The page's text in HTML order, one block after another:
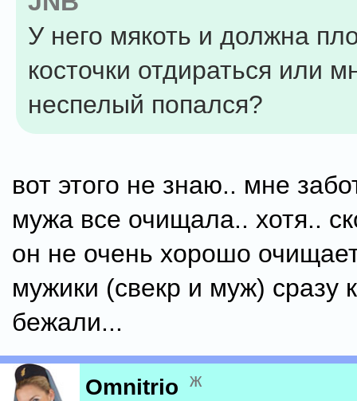
У него мякоть и должна
косточки отдираться или
неспелый попался?
вот этого не знаю.. мне
мужа все очищала.. хотя..
он не очень хорошо
мужики (свекр и муж) сразу
бежали...
Omnitrio ж